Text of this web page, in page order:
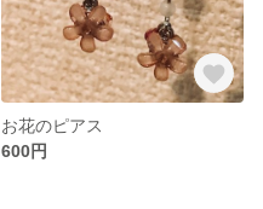
お花のピアス
600円